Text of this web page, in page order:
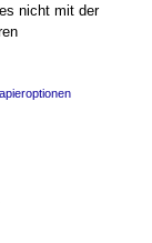
nicht mit der